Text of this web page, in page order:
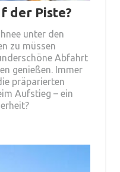
der Piste?
unter den
zu müssen
Abfahrt
genießen. Immer
präparierten
Aufstieg – ein